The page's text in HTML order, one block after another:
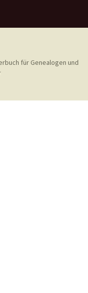
für Genealogen und